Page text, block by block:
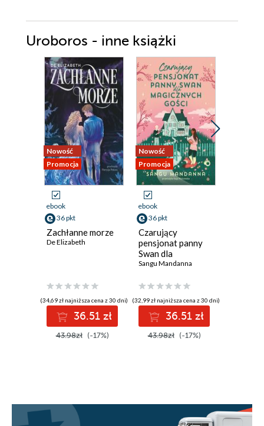
Uroboros - inne książki
Nowość
Promocja
ebook
36 pkt
Zachłanne morze
De Elizabeth
(34,69 zł najniższa cena z 30 dni)
36.51 zł
43.98zł (-17%)
Nowość
Promocja
ebook
36 pkt
Czarujący
pensjonat panny
Swan dla
magicznych gości
Sangu Mandanna
(32,99 zł najniższa cena z 30 dni)
36.51 zł
43.98zł (-17%)